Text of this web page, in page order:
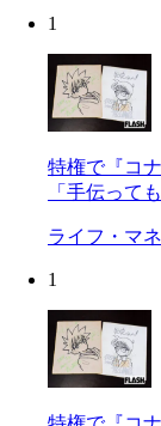
1
特権で『コ
「手伝って
ライフ・マ
1